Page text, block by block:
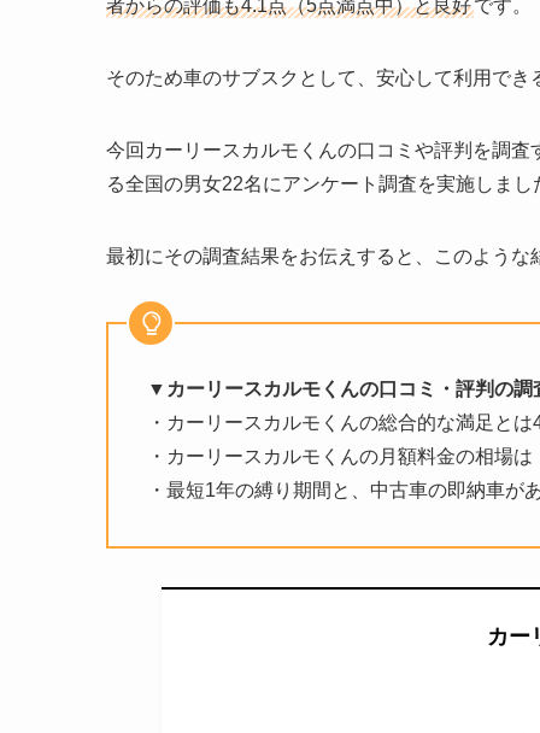
者からの評価も4.1点（5点満点中）と良好です。
そのため車のサブスクとして、安心して利用で
今回カーリースカルモくんの口コミや評判を調
る全国の男女22名にアンケート調査を実施しまし
最初にその調査結果をお伝えすると、このような
▼カーリースカルモくんの口コミ・評判の調
・カーリースカルモくんの総合的な満足とは
・カーリースカルモくんの月額料金の相場
・最短1年の縛り期間と、中古車の即納車が
カー